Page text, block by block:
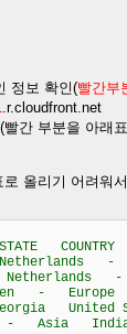
정보 확인(빨간부
.r.cloudfront.net
간 부분을 아래
올리기 어려워
COUNTRY
Netherlands
Netherlands
- Europe
United
- Asia